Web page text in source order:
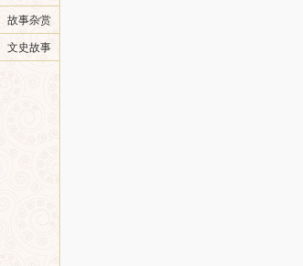
故事杂赏
文史故事